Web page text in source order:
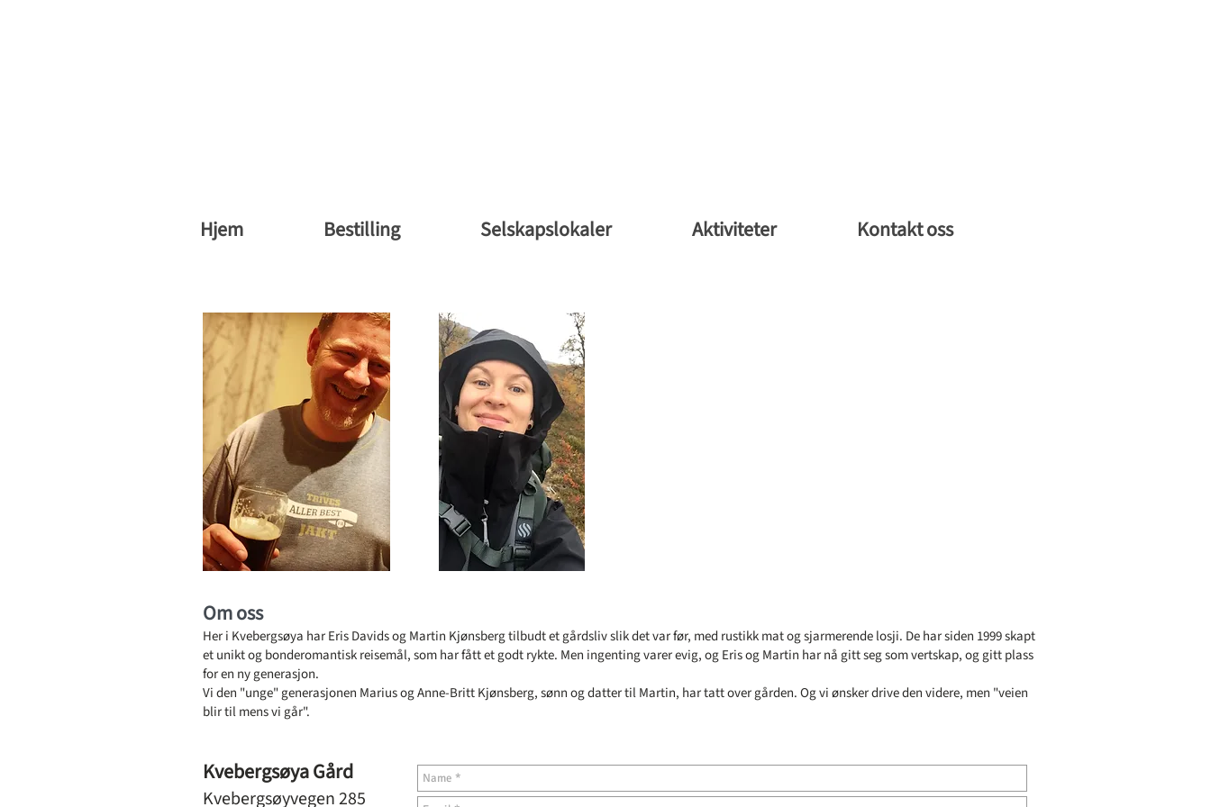
Hjem Bestilling Selskapslokaler Aktiviteter Kontakt oss
Om oss
Her i Kvebergsøya har Eris Davids og Martin Kjønsberg tilbudt et gårdsliv slik det var før, med rustikk mat og sjarmerende losji. De har siden 1999 skapt
et unikt og bonderomantisk reisemål, som har fått et godt rykte. Men ingenting varer evig, og Eris og Martin har nå gitt seg som vertskap, og gitt plass
for en ny generasjon.
Vi den "unge" generasjonen Marius og Anne-Britt Kjønsberg, sønn og datter til Martin, har tatt over gården. Og vi ønsker drive den videre, men "veien
blir til mens vi går".
Kvebergsøya Gård
Kvebergsøyvegen 285